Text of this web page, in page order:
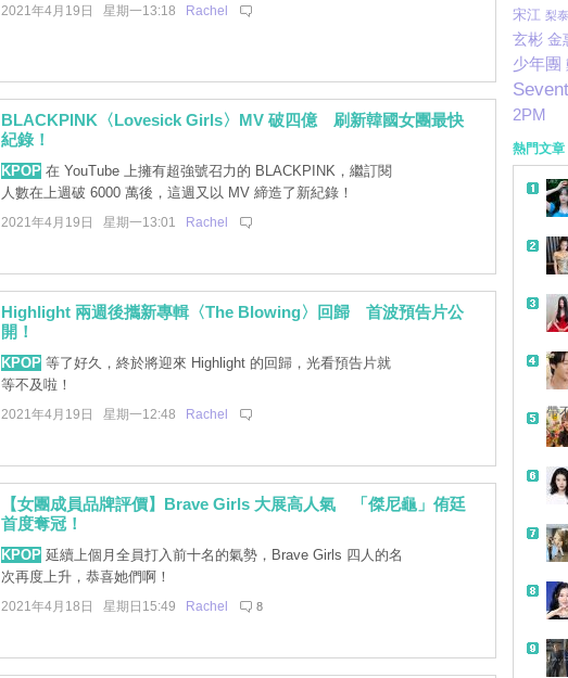
2021年4月19日 星期一13:18 Rachel
BLACKPINK〈Lovesick Girls〉MV 破四億 刷新韓國女團最快
紀錄！
KPOP在 YouTube 上擁有超強號召力的 BLACKPINK，繼訂閱
人數在上週破 6000 萬後，這週又以 MV 締造了新紀錄！
2021年4月19日 星期一13:01 Rachel
Highlight 兩週後攜新專輯〈The Blowing〉回歸 首波預告片公
開！
KPOP等了好久，終於將迎來 Highlight 的回歸，光看預告片就
等不及啦！
2021年4月19日 星期一12:48 Rachel
【女團成員品牌評價】Brave Girls 大展高人氣 「傑尼龜」侑廷
首度奪冠！
KPOP延續上個月全員打入前十名的氣勢，Brave Girls 四人的名
次再度上升，恭喜她們啊！
2021年4月18日 星期日15:49 Rachel 8
宋江 梨
玄彬 金
少年團
2PM
熱門文章
帶